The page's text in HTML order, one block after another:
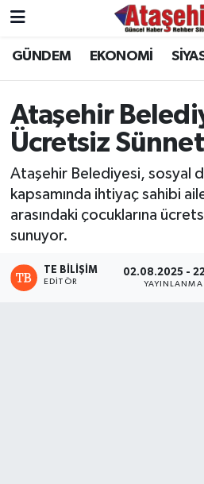
GÜNDEM EKONOMİ
Ataşehir
Ücretsiz
Ataşehir Belediyesi, sosyal
kapsamında ihtiyaç sahibi
arasındaki çocuklarına
sunuyor.
TE BILIŞIM
EDITÖR
02.08.2025 -
YAYINLANMA
Hava Durumu
Trafik Durumu
Süper Lig Puan Durumu
Tüm Manşetler
Son Dakika Haberleri
Haber Arşivi